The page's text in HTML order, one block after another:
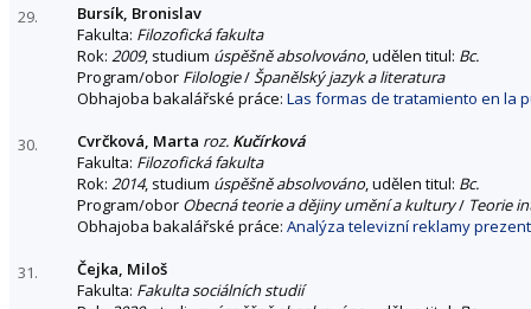
29.
Bursík, Bronislav
Fakulta: Filozofická fakulta
Rok: 2009, studium úspěšně absolvováno, udělen titul: Bc.
Program/obor Filologie/Španělský jazyk a literatura
Obhajoba bakalářské práce: Las formas de tratamiento en la
30. Cvrčková, Marta roz. Kučírková
Fakulta: Filozofická fakulta
Rok: 2014, studium úspěšně absolvováno, udělen titul: Bc.
Program/obor Obecná teorie a dějiny umění a kultury/ Teorie
Obhajoba bakalářské práce: Analýza televizní reklamy
31.
Čejka, Miloš
Fakulta: Fakulta sociálních studií